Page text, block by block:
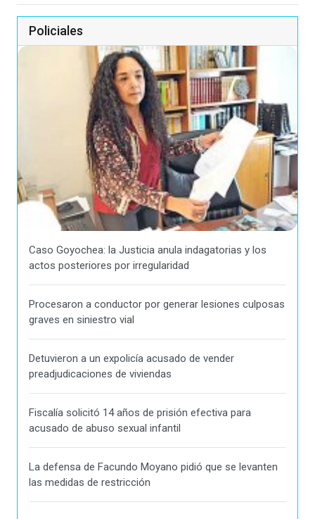
Policiales
Caso Goyochea: la Justicia anula indagatorias y los
actos posteriores por irregularidad
Procesaron a conductor por generar lesiones culposas
graves en siniestro vial
Detuvieron a un expolicía acusado de vender
preadjudicaciones de viviendas
Fiscalía solicitó 14 años de prisión efectiva para
acusado de abuso sexual infantil
La defensa de Facundo Moyano pidió que se levanten
las medidas de restricción